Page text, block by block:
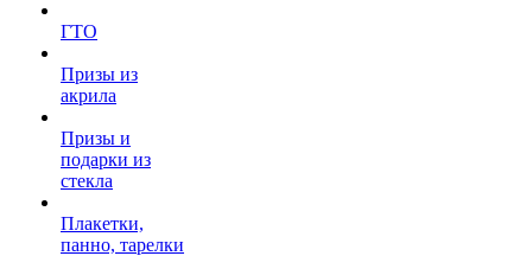
ГТО
Призы из
акрила
Призы и
подарки из
стекла
Плакетки,
панно, тарелки